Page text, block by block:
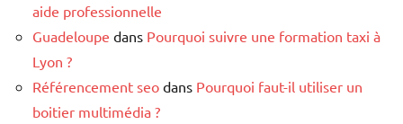
aide professionnelle
Guadeloupe dans Pourquoi suivre une formation taxi à
Lyon ?
Référencement seo dans Pourquoi faut-il utiliser un
boitier multimédia ?